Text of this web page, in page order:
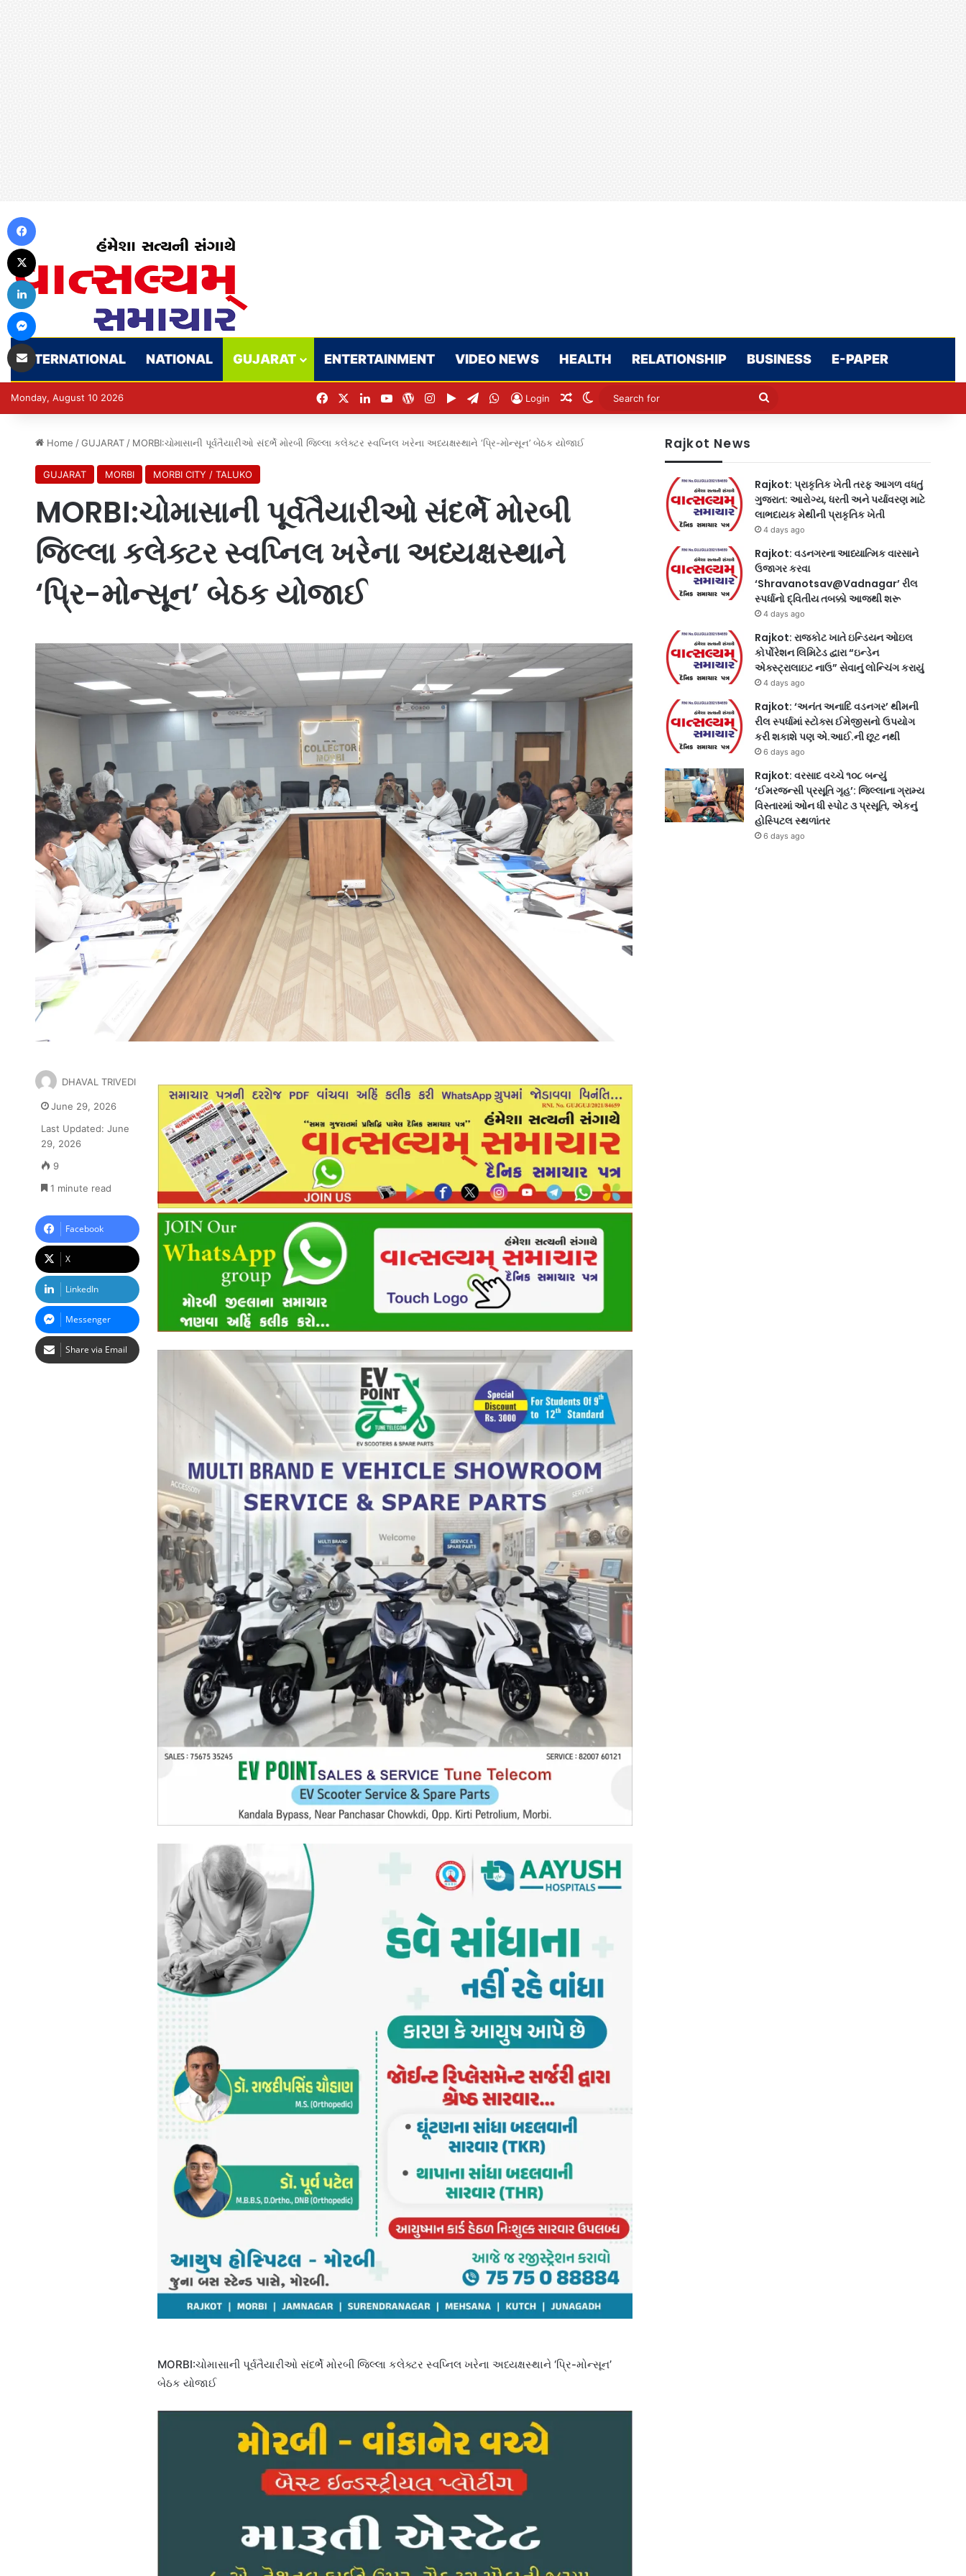
INTERNATIONAL NATIONAL GUJARAT ENTERTAINMENT VIDEO NEWS HEALTH RELATIONSHIP BUSINESS E-PAPER
Monday, August 10 2026 FacebookLinkedInYouTubeWordPress
Instagram
Google Play
TelegramWhatsApp
Login Random Article
Switch skin
Search
Home / GUJARAT / MORBI:ચોમાસાની પૂર્વતૈયારીઓ સંદર્ભે મોરબી જિલ્લા કલેક્ટર સ્વપ્નિલ ખરેના અધ્યક્ષસ્થાને ‘પ્રિ-મોન્સૂન’ બેઠક યોજાઈ
GUJARAT MORBI MORBI CITY / TALUKO
MORBI:ચોમાસાની પૂર્વતૈયારીઓ સંદર્ભે મોરબી
જિલ્લા કલેક્ટર સ્વપ્નિલ ખરેના અધ્યક્ષસ્થાને
‘પ્રિ-મોન્સૂન’ બેઠક યોજાઈ
MORBI:ચોમાસાની પૂર્વતૈયારીઓ સંદર્ભે મોરબી જિલ્લા કલેક્ટર સ્વપ્નિલ ખરેના અધ્યક્ષસ્થાને ‘પ્રિ-મોન્સૂન’
બેઠક યોજાઈ
DHAVAL TRIVEDI
June 29, 2026
Last Updated: June
29, 2026
9
1 minute read
Facebook
X
LinkedIn
Messenger
Share via Email
Rajkot News
Rajkot: પ્રાકૃતિક ખેતી તરફ આગળ વધતું
ગુજરાત: આરોગ્ય, ધરતી અને પર્યાવરણ માટે
લાભદાયક મેથીની પ્રાકૃતિક ખેતી
4 days ago
Rajkot: વડનગરના આધ્યાત્મિક વારસાને
ઉજાગર કરવા
‘Shravanotsav@Vadnagar’ રીલ
સ્પર્ધાનો દ્વિતીય તબક્કો આજથી શરૂ
4 days ago
Rajkot: રાજકોટ ખાતે ઇન્ડિયન ઓઇલ
કોર્પોરેશન લિમિટેડ દ્વારા “ઇન્ડેન
એક્સ્ટ્રાલાઇટ નાઉ” સેવાનું લોન્ચિંગ કરાયું
4 days ago
Rajkot: ‘અનંત અનાદિ વડનગર’ થીમની
રીલ સ્પર્ધામાં સ્ટોક્સ ઈમેજીસનો ઉપયોગ
કરી શકાશે પણ એ.આઈ.ની છૂટ નથી
6 days ago
Rajkot: વરસાદ વચ્ચે ૧૦૮ બન્યું
‘ઈમરજન્સી પ્રસૂતિ ગૃહ’: જિલ્લાના ગ્રામ્ય
વિસ્તારમાં ઓન ધી સ્પોટ ૩ પ્રસૂતિ, એકનું
હોસ્પિટલ સ્થળાંતર
6 days ago
LinkedIn